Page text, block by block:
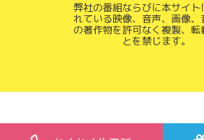
弊社の番組ならびに本サイト
れている映像、音声、画像、
の著作物を許可なく複製、転
とを禁じます。